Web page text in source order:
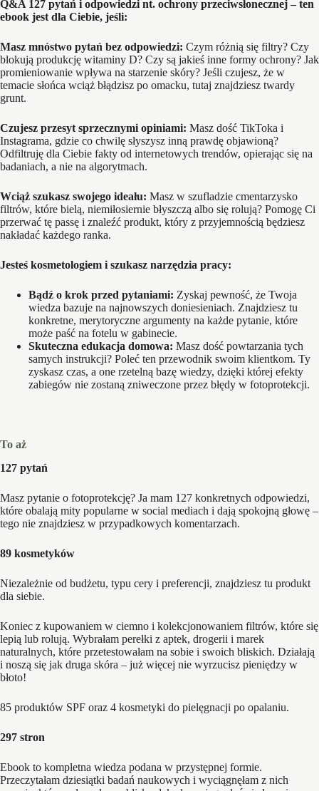
Q&A 127 pytań i odpowiedzi nt. ochrony przeciwsłonecznej – ten
ebook jest dla Ciebie, jeśli:
Masz mnóstwo pytań bez odpowiedzi: Czym różnią się filtry? Czy
blokują produkcję witaminy D? Czy są jakieś inne formy ochrony? Jak
promieniowanie wpływa na starzenie skóry? Jeśli czujesz, że w
temacie słońca wciąż błądzisz po omacku, tutaj znajdziesz twardy
grunt.
Czujesz przesyt sprzecznymi opiniami: Masz dość TikToka i
Instagrama, gdzie co chwilę słyszysz inną prawdę objawioną?
Odfiltruję dla Ciebie fakty od internetowych trendów, opierając się na
badaniach, a nie na algorytmach.
Wciąż szukasz swojego ideału: Masz w szufladzie cmentarzysko
filtrów, które bielą, niemiłosiernie błyszczą albo się rolują? Pomogę Ci
przerwać tę passę i znaleźć produkt, który z przyjemnością będziesz
nakładać każdego ranka.
Jesteś kosmetologiem i szukasz narzędzia pracy:
Bądź o krok przed pytaniami: Zyskaj pewność, że Twoja
wiedza bazuje na najnowszych doniesieniach. Znajdziesz tu
konkretne, merytoryczne argumenty na każde pytanie, które
może paść na fotelu w gabinecie.
Skuteczna edukacja domowa: Masz dość powtarzania tych
samych instrukcji? Poleć ten przewodnik swoim klientkom. Ty
zyskasz czas, a one rzetelną bazę wiedzy, dzięki której efekty
zabiegów nie zostaną zniweczone przez błędy w fotoprotekcji.
To aż
127 pytań
Masz pytanie o fotoprotekcję? Ja mam 127 konkretnych odpowiedzi,
które obalają mity popularne w social mediach i dają spokojną głowę –
tego nie znajdziesz w przypadkowych komentarzach.
89 kosmetyków
Niezależnie od budżetu, typu cery i preferencji, znajdziesz tu produkt
dla siebie.
Koniec z kupowaniem w ciemno i kolekcjonowaniem filtrów, które się
lepią lub rolują. Wybrałam perełki z aptek, drogerii i marek
naturalnych, które przetestowałam na sobie i swoich bliskich. Działają
i noszą się jak druga skóra – już więcej nie wyrzucisz pieniędzy w
błoto!
85 produktów SPF oraz 4 kosmetyki do pielęgnacji po opalaniu.
297 stron
Ebook to kompletna wiedza podana w przystępnej formie.
Przeczytałam dziesiątki badań naukowych i wyciągnęłam z nich